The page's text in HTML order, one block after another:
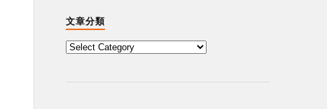
文章分類